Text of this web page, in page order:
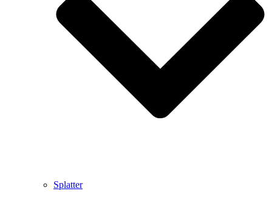
Splatter